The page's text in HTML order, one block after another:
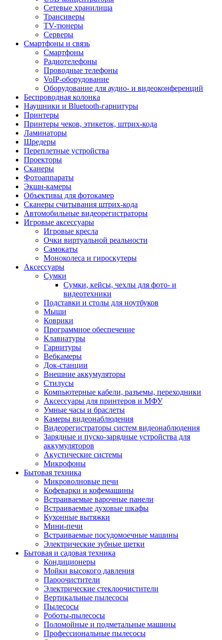
Сетевые хранилища
Трансиверы
TV-тюнеры
Серверы
Смартфоны и связь
Смартфоны
Радиотелефоны
Проводные телефоны
VoIP-оборудование
Оборудование для аудио- и видеоконференций
Беспроводная колонка
Наушники и Bluetooth-гарнитуры
Принтеры
Принтеры чеков, этикеток, штрих-кода
Ламинаторы
Шредеры
Переплетные устройства
Проекторы
Сканеры
Фотоаппараты
Экшн-камеры
Объективы для фотокамер
Сканеры считывания штрих-кода
Автомобильные видеорегистраторы
Игровые аксессуары
Игровые кресла
Очки виртуальной реальности
Самокаты
Моноколеса и гироскутеры
Аксессуары
Сумки
Сумки, кейсы, чехлы для фото- и
видеотехники
Подставки и столы для ноутбуков
Мыши
Коврики
Программное обеспечение
Клавиатуры
Гарнитуры
Вебкамеры
Док-станции
Внешние аккумуляторы
Стилусы
Компьютерные кабели, разъемы, переходники
Аксессуары для принтеров и МФУ
Умные часы и браслеты
Камеры видеонаблюдения
Видеорегистраторы систем видеонаблюдения
Зарядные и пуско-зарядные устройства для
аккумуляторов
Акустические системы
Микрофоны
Бытовая техника
Микроволновые печи
Кофеварки и кофемашины
Встраиваемые варочные панели
Встраиваемые духовые шкафы
Кухонные вытяжки
Мини-печи
Встраиваемые посудомоечные машины
Электрические зубные щетки
Бытовая и садовая техника
Кондиционеры
Мойки высокого давления
Пароочистители
Электрические стеклоочистители
Вертикальные пылесосы
Пылесосы
Роботы-пылесосы
Поломойные и подметальные машины
Профессиональные пылесосы